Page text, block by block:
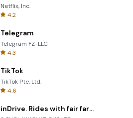
Netflix, Inc.
4.2
Telegram
Telegram FZ-LLC
4.3
TikTok
TikTok Pte. Ltd.
4.6
inDrive. Rides with fair fares